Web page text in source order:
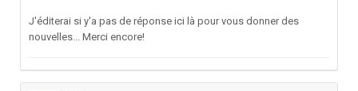
J'éditerai si y'a pas de réponse ici là pour vous donner des
nouvelles... Merci encore!